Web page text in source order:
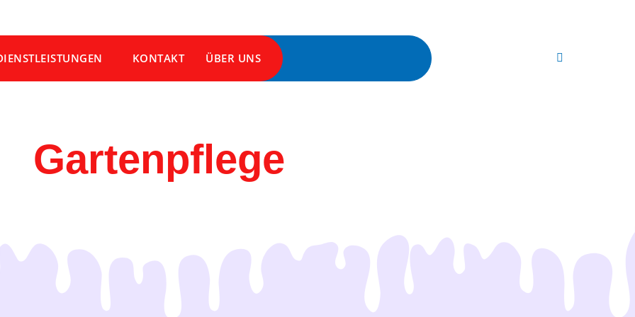
KONTAKT ÜBER UNS
Gartenpflege